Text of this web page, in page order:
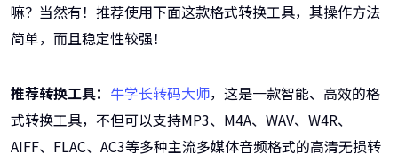
嘛？当然有！推荐使用下面这款格式转换工具，其操作方法
简单，而且稳定性较强！
推荐转换工具： 牛学长转码大师，这是一款智能、高效的格
式转换工具，不但可以支持MP3、M4A、WAV、W4R、
AIFF、FLAC、AC3等多种主流多媒体音频格式的高清无损转